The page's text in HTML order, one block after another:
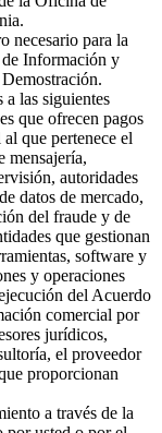
necesario para la
Información y
a las siguientes
que ofrecen pagos
que pertenece el
mensajería,
autoridades
datos de mercado,
del fraude y de
que gestionan
software y
y operaciones
del Acuerdo
comercial por
jurídicos,
el proveedor
proporcionan
a través de la